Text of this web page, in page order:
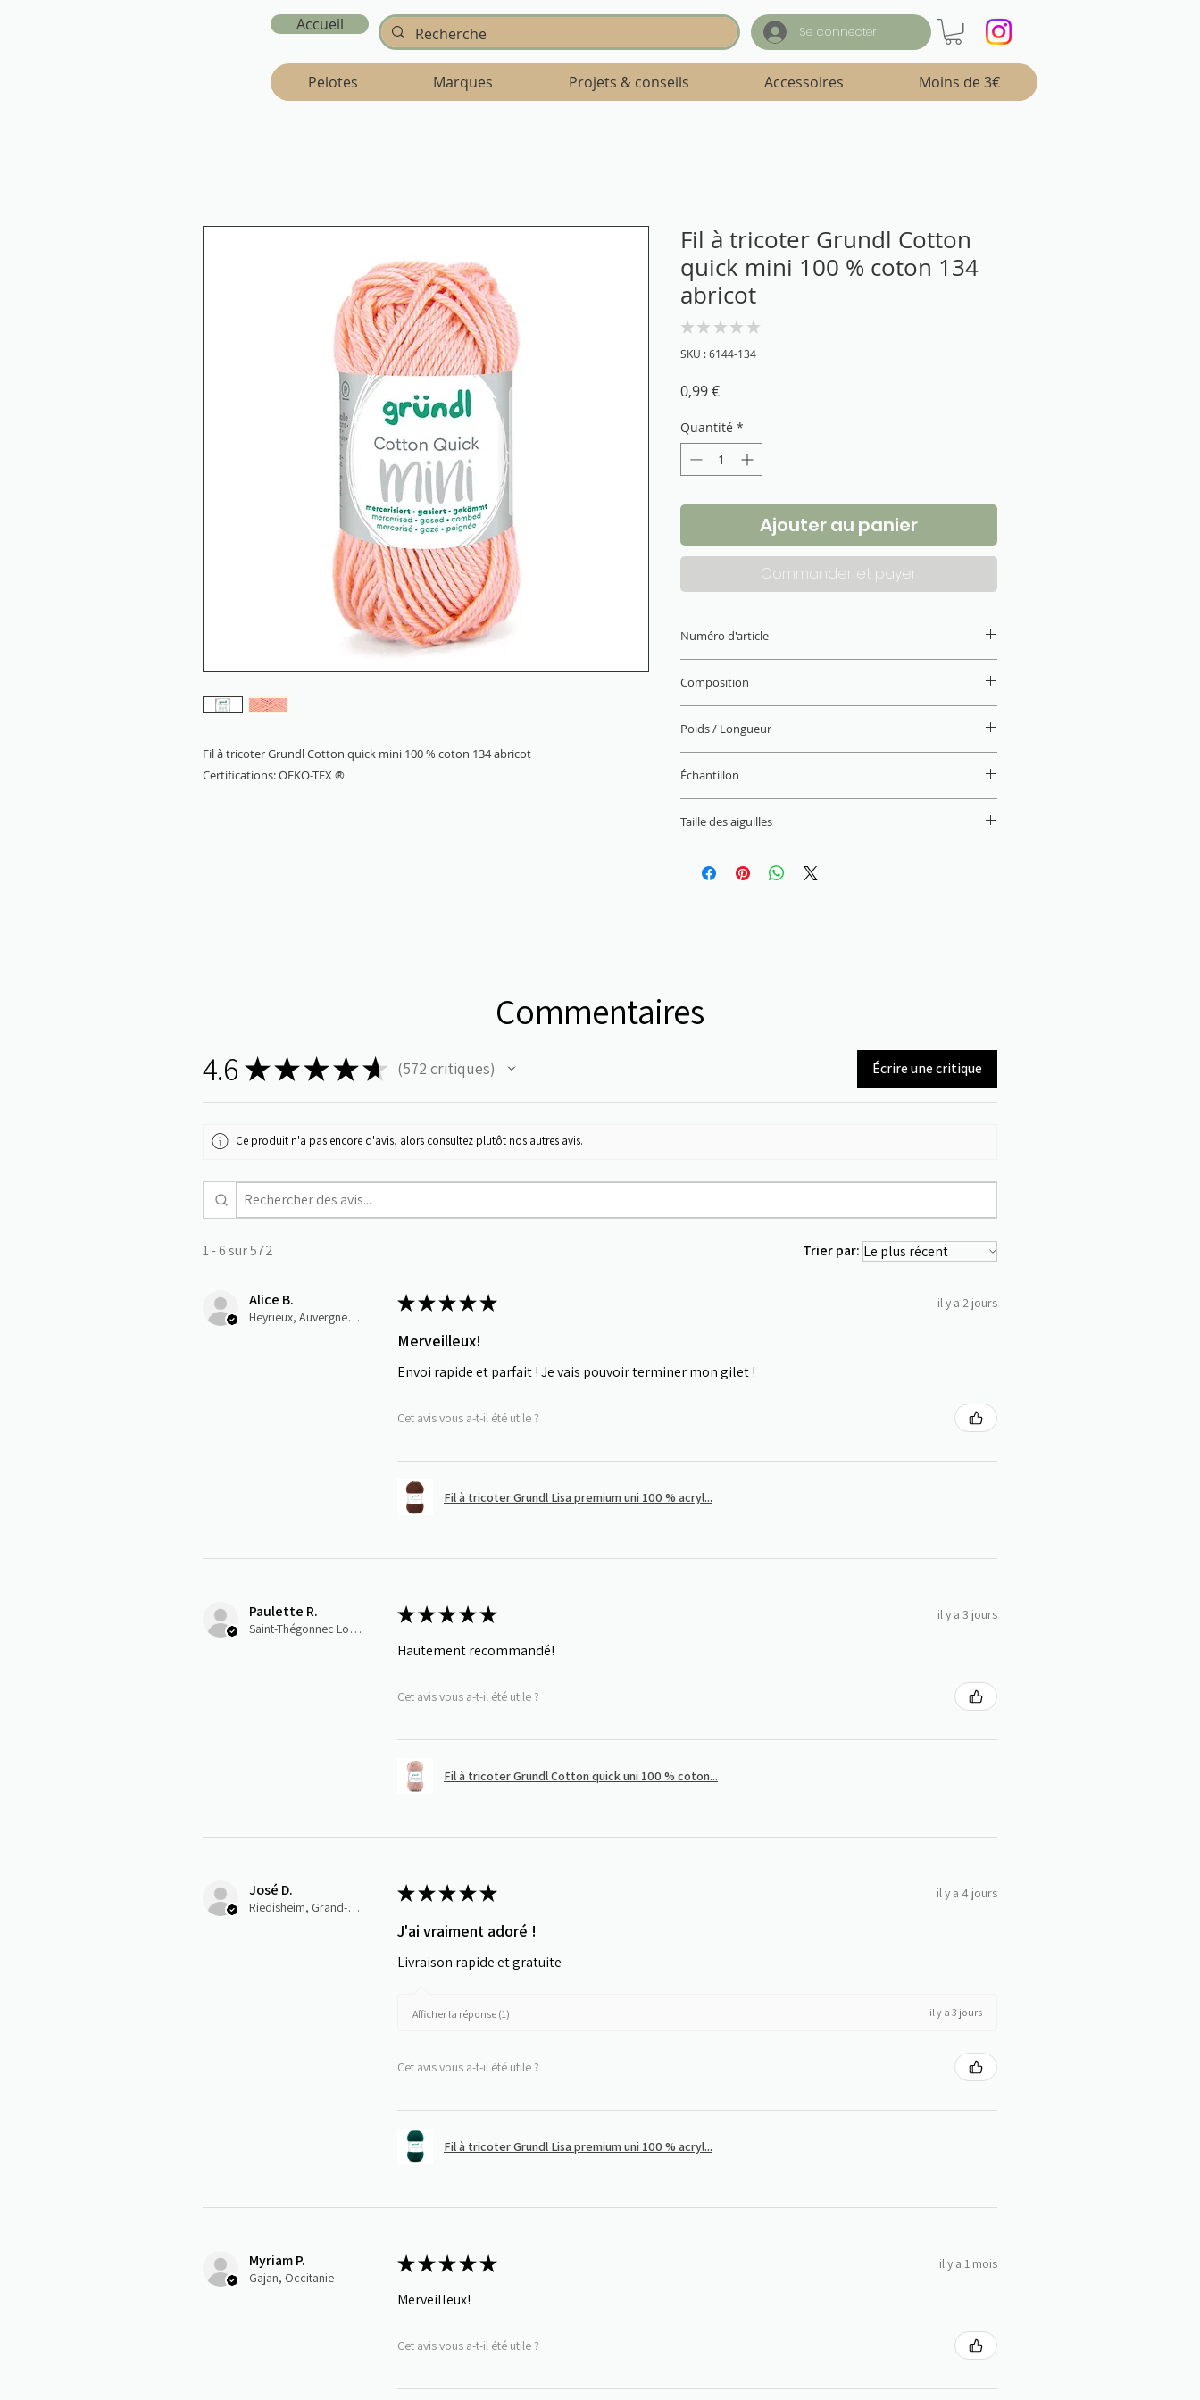
Accueil Se connecter
Pelotes Marques Projets & conseils Accessoires Moins de 3€
Fil à tricoter Grundl Cotton quick mini 100 % coton 134 abricot
Certifications: OEKO-TEX ®
Fil à tricoter Grundl Cotton
quick mini 100 % coton 134
abricot
★ ★ ★ ★ ★
SKU : 6144-134
0,99 €Prix
Quantité *
Ajouter au panier
Commander et payer
Numéro d'article
Composition
Poids / Longueur
Échantillon
Taille des aiguilles
Commentaires
4.6 ★★★★★ 572 critiques
572 Écrire une critique
Ce produit n'a pas encore d'avis, alors consultez plutôt nos autres avis.
1 - 6 sur 572 Trier par:
Alice B.
Heyrieux, Auvergne-Rhône-Alpes
★★★★★ il y a 2 jours
Merveilleux!
Envoi rapide et parfait ! Je vais pouvoir terminer mon gilet !
Cet avis vous a-t-il été utile ?
Fil à tricoter Grundl Lisa premium uni 100 % acryl...
Paulette R.
Saint-Thégonnec Loc-Eguiner, E
★★★★★ il y a 3 jours
Hautement recommandé!
Cet avis vous a-t-il été utile ?
Fil à tricoter Grundl Cotton quick uni 100 % coton...
José D.
Riedisheim, Grand-Est
★★★★★ il y a 4 jours
J'ai vraiment adoré !
Livraison rapide et gratuite
Afficher la réponse (1) il y a 3 jours
Cet avis vous a-t-il été utile ?
Fil à tricoter Grundl Lisa premium uni 100 % acryl...
Myriam P.
Gajan, Occitanie
★★★★★ il y a 1 mois
Merveilleux!
Cet avis vous a-t-il été utile ?